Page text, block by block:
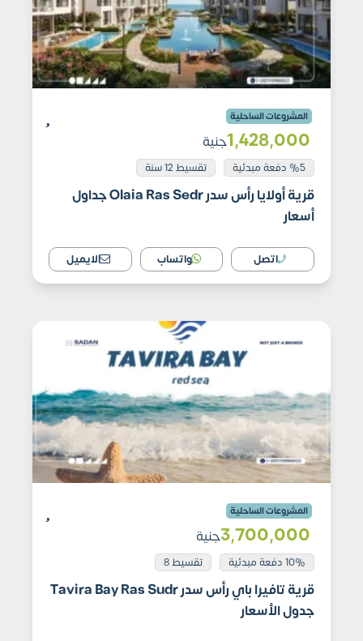
المشروعات الساحلية
1٬428٬000جنية
%5 دفعة مبدئية تقسيط 12 سنة
قرية أولايا رأس سدر Olaia Ras Sedr جداول
أسعار
اتصل واتساب الايميل
المشروعات الساحلية
3٬700٬000جنية
10% دفعة مبدئية تقسيط 8
قرية تافيرا باي رأس سدر Tavira Bay Ras Sudr
جدول الأسعار